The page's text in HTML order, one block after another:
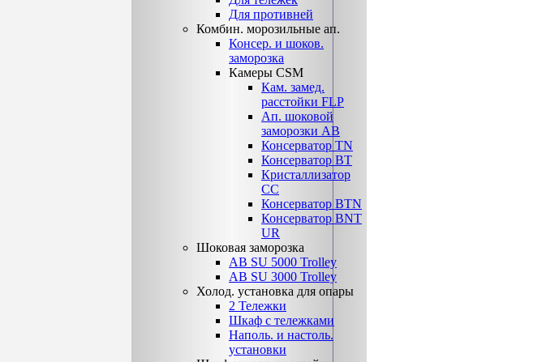
Для противней
Комбин. морозильные ап.
Консер. и шоков.
заморозка
Камеры CSM
Кам. замед.
расстойки FLP
Ап. шоковой
заморозки АВ
Консерватор TN
Консерватор ВТ
Кристаллизатор
СС
Консерватор ВТN
Консерватор ВNТ
UR
Шоковая заморозка
AB SU 5000 Trolley
AB SU 3000 Trolley
Холод. установка для опары
2 Тележки
Шкаф с тележками
Наполь. и настоль.
установки